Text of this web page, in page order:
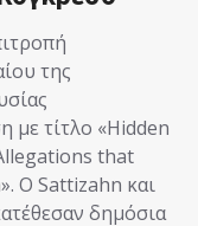
της
με τίτλο «Hidden
that
Ο Sattizahn και
δημόσια